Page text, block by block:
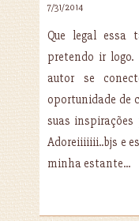
7/31/2014
Que legal essa
pretendo ir
autor se
oportunidade de
suas
Adoreiiiiiii..bjs e
minha estante...